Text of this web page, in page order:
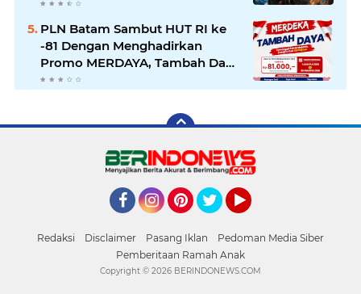
melalui Kompetisi
PLN Batam Sambut HUT RI ke
-81 Dengan Menghadirkan
Promo MERDAYA, Tambah Daya
Listrik Cukup Rp81 Ribu
Redaksi Disclaimer Pasang Iklan
Pedoman Media Siber
Pemberitaan Ramah Anak
Copyright © 2026 BERINDONEWS.COM